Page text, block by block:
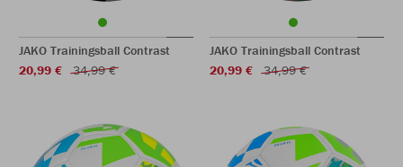
JAKO Trainingsball Contrast
20,99 €
34,99 €
JAKO Trainingsball Contrast
20,99 €
34,99 €